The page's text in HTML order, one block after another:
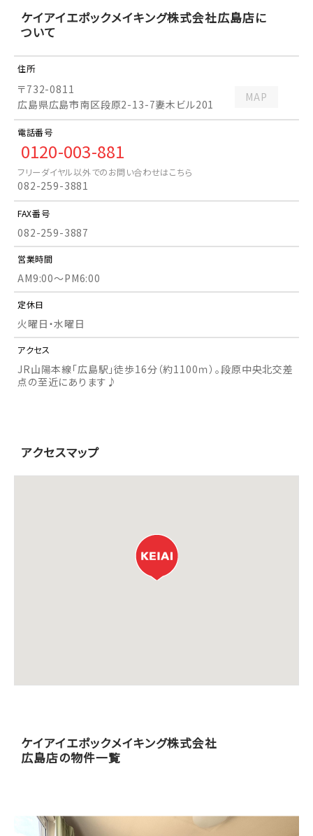
ケイアイエポックメイキング株式会社広島店に
ついて
住所
〒732-0811
広島県広島市南区段原2-13-7妻木ビル201
MAP
電話番号
0120-003-881
フリーダイヤル以外でのお問い合わせはこちら
082-259-3881
FAX番号
082-259-3887
営業時間
AM9:00～PM6:00
定休日
火曜日・水曜日
アクセス
JR山陽本線「広島駅」徒歩16分（約1100ｍ）。段原中央北交差
点の至近にあります♪
アクセスマップ
ケイアイエポックメイキング株式会社
広島店の物件一覧